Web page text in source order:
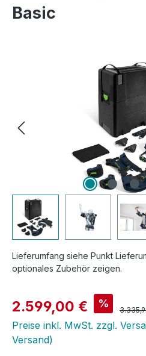
Basic
Lieferumfang siehe Punkt
optionales Zubehör zeigen.
Verkaufspreis:
2.599,00 € %
Preise inkl. MwSt. zzgl.
Versand)